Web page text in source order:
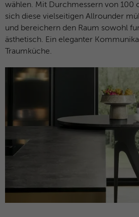
wählen. Mit Durchmessern von 100
sich diese vielseitigen Allrounder
und bereichern den Raum sowohl
ästhetisch. Ein eleganter
Traumküche.
Google-Produkten
individuell
Name
Anbieter Facebook
Zweck
Dieses Cookie wird
Werbung an
unsere Website
wenn sie auf
digitalen Plattform